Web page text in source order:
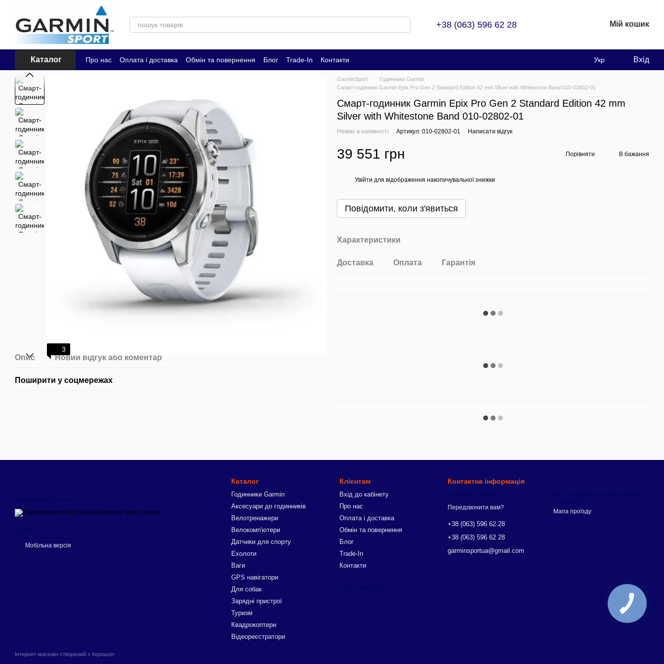
Перейти до основного контенту
+38 (063) 596 62 28 Мій кошик
Каталог Про нас Оплата і доставка Обмін та повернення Блог Trade-In Контакти Укр Вхід
3
Опис Новий відгук або коментар
Поширити у соцмережах
GarminSport
Годинники Garmin
Смарт-годинник Garmin Epix Pro Gen 2 Standard Edition 42 mm Silver with Whitestone Band 010-02802-01
Смарт-годинник Garmin Epix Pro Gen 2 Standard Edition 42 mm
Silver with Whitestone Band 010-02802-01
Немає в наявності Артикул: 010-02802-01 Написати відгук
39 551 грн Порівняти В бажання
Увійти для відображення накопичувальної знижки
Повідомити, коли з'явиться
Характеристики
Доставка Оплата Гарантія
Мобільна версія
Інтернет-магазин створений з Хорошоп
Каталог
Годинники Garmin
Аксесуари до годинників
Велотренажери
Велокомп'ютери
Датчики для спорту
Ехолоти
Ваги
GPS навігатори
Для собак
Зарядні пристрої
Туризм
Квадрокоптери
Відеореєстратори
Клієнтам
Вхід до кабінету
Про нас
Оплата і доставка
Обмін та повернення
Блог
Trade-In
Контакти
Контактна інформація
Передзвонити вам?
+38 (063) 596 62 28
+38 (063) 596 62 28
garminsportua@gmail.com
Мапа проїзду